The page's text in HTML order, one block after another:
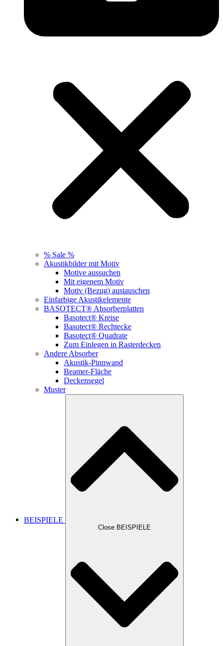
% Sale %
Akustikbilder mit Motiv
Motive aussuchen
Mit eigenem Motiv
Motiv (Bezug) austauschen
Einfarbige Akustikelemente
BASOTECT® Absorberplatten
Basotect® Kreise
Basotect® Rechtecke
Basotect® Quadrate
Zum Einlegen in Rasterdecken
Andere Absorber
Akustik-Pinnwand
Beamer-Fläche
Deckensegel
Muster
BEISPIELE
Close BEISPIELE